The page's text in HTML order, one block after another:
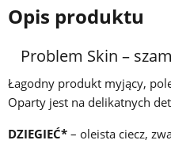
Opis produktu
Problem Skin –
Łagodny produkt myjący,
Oparty jest na delikatnych
DZIEGIEĆ* – oleista ciecz,